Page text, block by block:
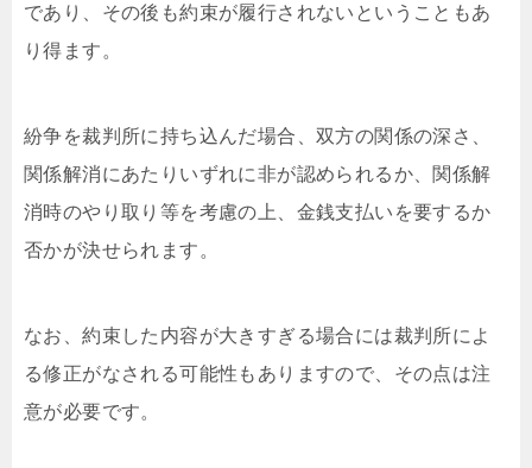
であり、その後も約束が履行されないということもあ
り得ます。
紛争を裁判所に持ち込んだ場合、双方の関係の深さ、
関係解消にあたりいずれに非が認められるか、関係解
消時のやり取り等を考慮の上、金銭支払いを要するか
否かが決せられます。
なお、約束した内容が大きすぎる場合には裁判所によ
る修正がなされる可能性もありますので、その点は注
意が必要です。